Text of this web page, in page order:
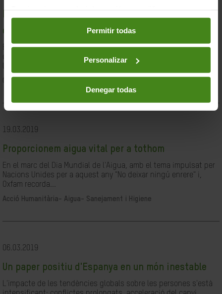
preferencias accediendo a nuestraPolítica de Cookieso
en los botones facilitados a continuación:
Permitir todas
Personalizar
Denegar todas
desigualtat a Espanya
En el marc de la lluita contra la desigualtat, Oxfam Intermón ha
desenvolupat una eina d'anàlisi estructural de les causes de
la...
Ciutadania- Governabilitat i Drets Humans
19.03.2019
Proporcionem aigua vital per a tothom
En el marc del Dia Mundial de l'Aigua, amb el tema impulsat per
Nacions Unides per a aquest any "No deixar ningú enrere" i,
Oxfam recorda...
Acció Humanitària- Aigua- Sanejament i Higiene
06.03.2019
Un paper positiu d'Espanya en un món inestable
L'impacte de les tendències globals sobre les persones s'està